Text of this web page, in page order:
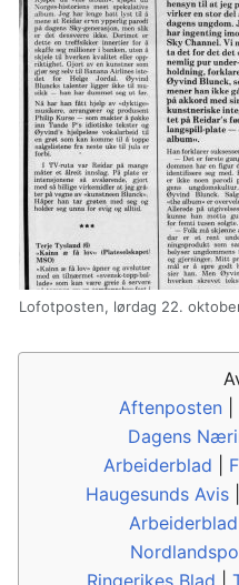
Lofotposten, lørdag 22.
Aftenposten
Dagens
Arbeiderblad
Haugesunds Avis
Arbeiderblad
Ringerikes Blad